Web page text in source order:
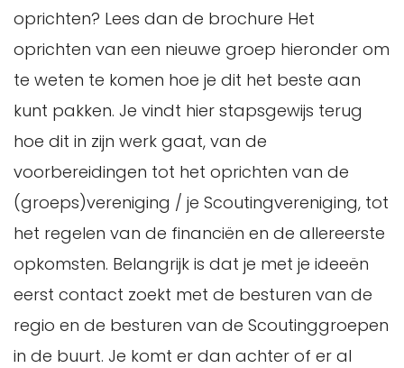
oprichten? Lees dan de brochure Het
oprichten van een nieuwe groep hieronder om
te weten te komen hoe je dit het beste aan
kunt pakken. Je vindt hier stapsgewijs terug
hoe dit in zijn werk gaat, van de
voorbereidingen tot het oprichten van de
(groeps)vereniging / je Scoutingvereniging, tot
het regelen van de financiën en de allereerste
opkomsten. Belangrijk is dat je met je ideeën
eerst contact zoekt met de besturen van de
regio en de besturen van de Scoutinggroepen
in de buurt. Je komt er dan achter of er al